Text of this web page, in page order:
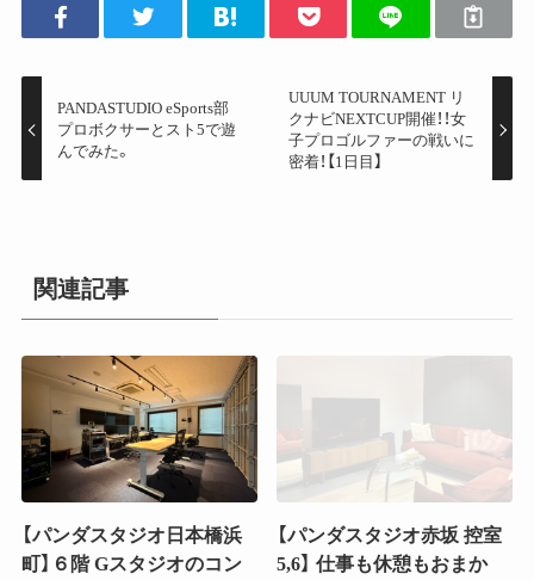
PANDASTUDIO eSports部
プロボクサーとスト5で遊
んでみた。
UUUM TOURNAMENT リ
クナビNEXTCUP開催！！女
子プロゴルファーの戦いに
密着！【1日目】
関連記事
【パンダスタジオ日本橋浜
町】６階 Gスタジオのコン
【パンダスタジオ赤坂 控室
5,6】 仕事も休憩もおまか